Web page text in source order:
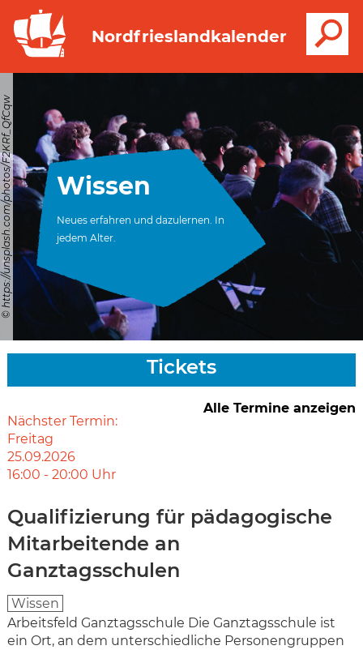
Nordfrieslandkalender
Wissen
Neues erfahren und dazulernen. In
jedem Alter.
© https://unsplash.com/photos/F2KRf_QfCqw
Nächster Termin:
Freitag
25.09.2026
16:00 - 20:00 Uhr
Alle Termine anzeigen
Qualifizierung für pädagogische
Mitarbeitende an
Ganztagsschulen
Wissen
Arbeitsfeld Ganztagsschule Die Ganztagsschule ist
ein Ort, an dem unterschiedliche Personengruppen
Tickets